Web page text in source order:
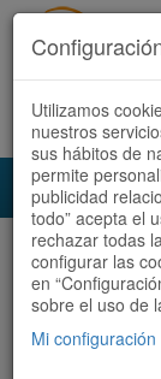
Acceder
Audioruta Todas
Todas las
Utilizamos
nuestros
sus hábitos de
permite
publicidad
todo” acepta el
rechazar todas
configurar las
en
sobre el uso de
Mi configuración